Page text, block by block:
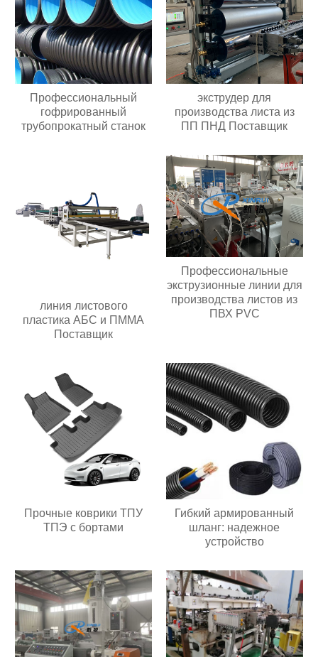
Профессиональный
гофрированный
трубопрокатный станок
экструдер для
производства листа из
ПП ПНД Поставщик
линия листового
пластика АБС и ПММА
Поставщик
Профессиональные
экструзионные линии для
производства листов из
ПВХ PVC
Прочные коврики ТПУ
ТПЭ с бортами
Гибкий армированный
шланг: надежное
устройство